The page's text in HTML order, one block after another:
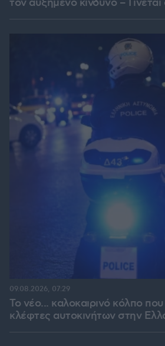
τον αυξημένο κίνδυνο – Γίνεται
Το νέο... καλοκαιρινό κόλπο
κλέφτες αυτοκινήτων στην
09.08.2026, 07:29